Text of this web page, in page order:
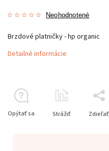
Neohodnotené
Brzdové platničky - hp organic
Detailné informácie
Opýtať sa Strážiť Zdieľať